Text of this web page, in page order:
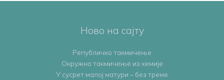
Ново на сајту
Републичко такмичење
Oкружно такмичењe из хемије
У сусрет малој матури – без треме